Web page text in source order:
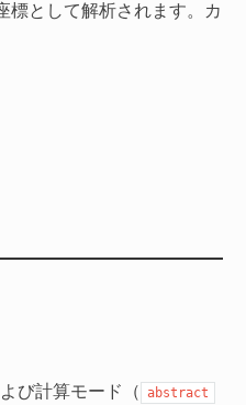
標として解析されます。カ
び計算モード（ abstract